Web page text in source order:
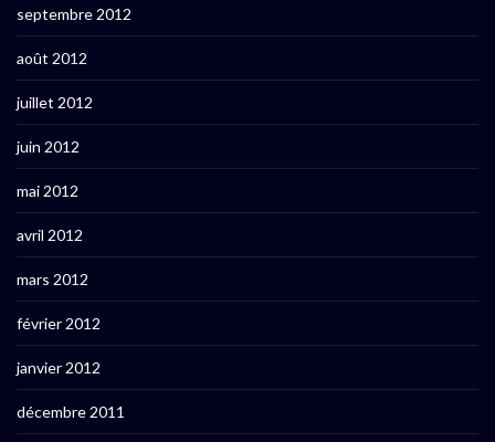
septembre 2012
août 2012
juillet 2012
juin 2012
mai 2012
avril 2012
mars 2012
février 2012
janvier 2012
décembre 2011